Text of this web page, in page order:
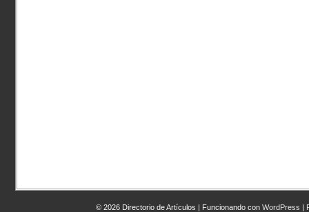
© 2026 Directorio de Artículos | Funcionando con WordPress |